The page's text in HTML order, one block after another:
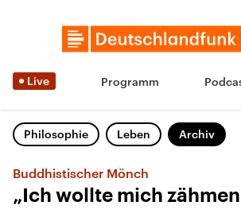
Live Programm
Philosophie Leben Archiv
Buddhistischer Mönch
„Ich wollte mich